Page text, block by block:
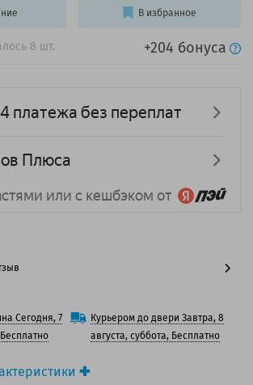
8 шт. +204 бонуса
Сегодня, 7
Курьером до двери Завтра, 8
августа, суббота, Бесплатно
В избранное